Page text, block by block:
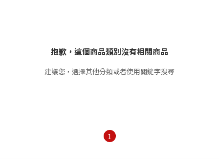
抱歉，這個商品類別沒有相關商品
建議您，選擇其他分類或者使用關鍵字搜尋
1